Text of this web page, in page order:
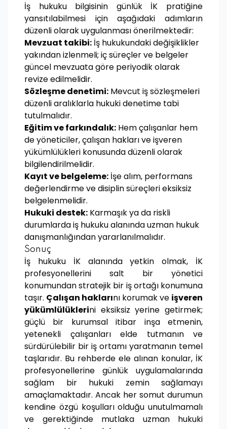
İş hukuku bilgisinin günlük İK pratiğine
yansıtılabilmesi için aşağıdaki adımların
düzenli olarak uygulanması önerilmektedir:
Mevzuat takibi: İş hukukundaki değişiklikler
yakından izlenmeli; iç süreçler ve belgeler
güncel mevzuata göre periyodik olarak
revize edilmelidir.
Sözleşme denetimi: Mevcut iş sözleşmeleri
düzenli aralıklarla hukuki denetime tabi
tutulmalıdır.
Eğitim ve farkındalık: Hem çalışanlar hem
de yöneticiler, çalışan hakları ve işveren
yükümlülükleri konusunda düzenli olarak
bilgilendirilmelidir.
Kayıt ve belgeleme: İşe alım, performans
değerlendirme ve disiplin süreçleri eksiksiz
belgelenmelidir.
Hukuki destek: Karmaşık ya da riskli
durumlarda iş hukuku alanında uzman hukuk
danışmanlığından yararlanılmalıdır.
Sonuç
İş hukuku İK alanında yetkin olmak, İK
profesyonellerini salt bir yönetici
konumundan stratejik bir iş ortağı konumuna
taşır. Çalışan haklarını korumak ve işveren
yükümlülüklerini eksiksiz yerine getirmek;
güçlü bir kurumsal itibar inşa etmenin,
yetenekli çalışanları elde tutmanın ve
sürdürülebilir bir iş ortamı yaratmanın temel
taşlarıdır. Bu rehberde ele alınan konular, İK
profesyonellerine günlük uygulamalarında
sağlam bir hukuki zemin sağlamayı
amaçlamaktadır. Ancak her somut durumun
kendine özgü koşulları olduğu unutulmamalı
ve gerektiğinde mutlaka uzman hukuki